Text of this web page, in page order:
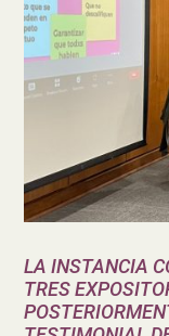
LA INSTANCIA
TRES